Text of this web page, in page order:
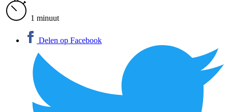
1 minuut
Delen op Facebook